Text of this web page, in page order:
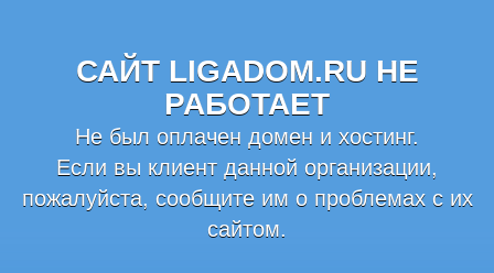
САЙТ LIGADOM.RU НЕ
РАБОТАЕТ
Не был оплачен домен и хостинг.
Если вы клиент данной организации,
пожалуйста, сообщите им о проблемах с их
сайтом.